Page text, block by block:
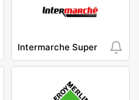
Intermarche Super